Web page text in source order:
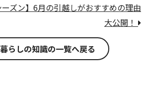
ーズン】6月の引越しがおすすめの理由
大公開！
らしの知識の一覧へ戻る